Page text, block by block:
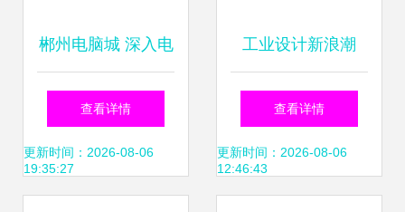
郴州电脑城 深入电
子产品乐园的五重
隐秘天地
查看详情
更新时间：2026-08-06
19:35:27
工业设计新浪潮
ZCOOL最新电子产
品作品集解析
查看详情
更新时间：2026-08-06
12:46:43